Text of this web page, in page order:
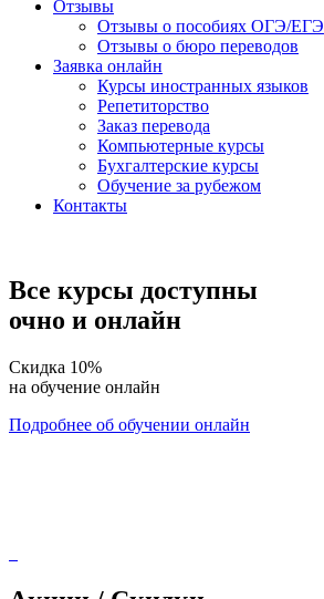
Отзывы
Отзывы о пособиях ОГЭ/ЕГЭ
Отзывы о бюро переводов
Заявка онлайн
Курсы иностранных языков
Репетиторство
Заказ перевода
Компьютерные курсы
Бухгалтерские курсы
Обучение за рубежом
Контакты
Все курсы доступны
очно и онлайн
Скидка 10%
на обучение онлайн
Подробнее об обучении онлайн